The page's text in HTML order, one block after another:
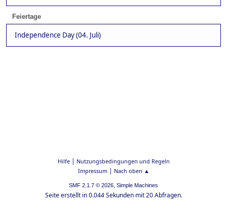
Feiertage
Independence Day (04. Juli)
Hilfe| Nutzungsbedingungen und Regeln
Impressum| Nach oben ▲
SMF 2.1.7 © 2026, Simple Machines
Seite erstellt in 0.044 Sekunden mit 20 Abfragen.